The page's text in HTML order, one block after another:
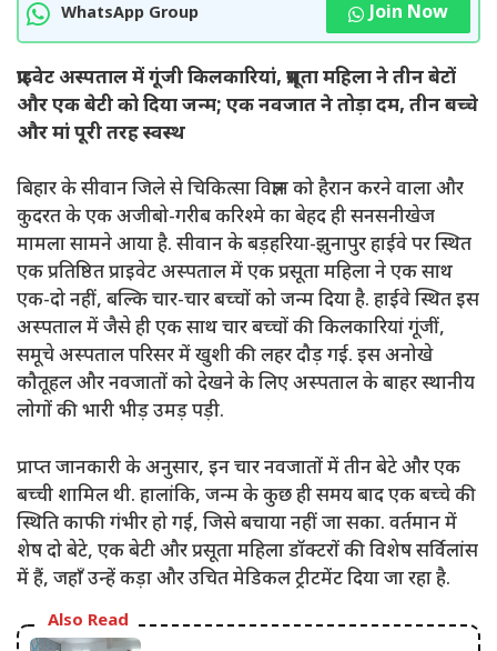
WhatsApp Group Join Now
प्राइवेट अस्पताल में गूंजी किलकारियां, प्रसूता महिला ने तीन बेटों
और एक बेटी को दिया जन्म; एक नवजात ने तोड़ा दम, तीन बच्चे
और मां पूरी तरह स्वस्थ
बिहार के सीवान जिले से चिकित्सा विज्ञान को हैरान करने वाला और
कुदरत के एक अजीबो-गरीब करिश्मे का बेहद ही सनसनीखेज
मामला सामने आया है. सीवान के बड़हरिया-झुनापुर हाईवे पर स्थित
एक प्रतिष्ठित प्राइवेट अस्पताल में एक प्रसूता महिला ने एक साथ
एक-दो नहीं, बल्कि चार-चार बच्चों को जन्म दिया है. हाईवे स्थित इस
अस्पताल में जैसे ही एक साथ चार बच्चों की किलकारियां गूंजीं,
समूचे अस्पताल परिसर में खुशी की लहर दौड़ गई. इस अनोखे
कौतूहल और नवजातों को देखने के लिए अस्पताल के बाहर स्थानीय
लोगों की भारी भीड़ उमड़ पड़ी.
प्राप्त जानकारी के अनुसार, इन चार नवजातों में तीन बेटे और एक
बच्ची शामिल थी. हालांकि, जन्म के कुछ ही समय बाद एक बच्चे की
स्थिति काफी गंभीर हो गई, जिसे बचाया नहीं जा सका. वर्तमान में
शेष दो बेटे, एक बेटी और प्रसूता महिला डॉक्टरों की विशेष सर्विलांस
में हैं, जहाँ उन्हें कड़ा और उचित मेडिकल ट्रीटमेंट दिया जा रहा है.
Also Read